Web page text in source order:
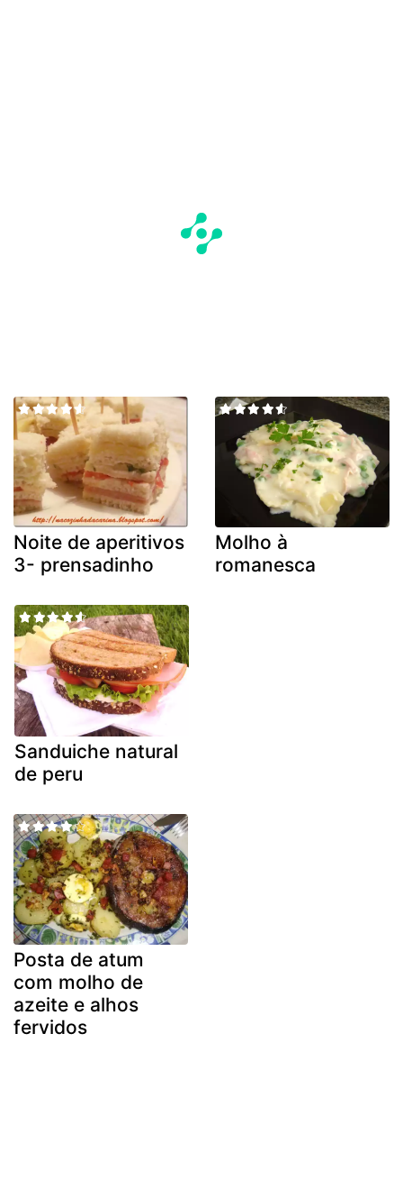
Noite de aperitivos
3- prensadinho
Molho à
romanesca
Sanduiche natural
de peru
Posta de atum
com molho de
azeite e alhos
fervidos